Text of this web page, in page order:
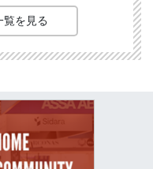
覧を見る